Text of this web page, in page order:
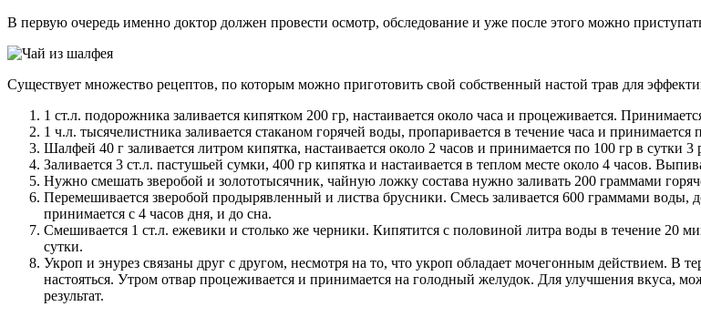
В первую очередь именно доктор должен провести осмотр, обследование и уже после этого можно
Существует множество рецептов, по которым можно приготовить свой собственный настой трав для
1 ст.л. подорожника заливается кипятком 200 гр, настаивается около часа и процеживается.
1 ч.л. тысячелистника заливается стаканом горячей воды, пропаривается в течение часа и
Шалфей 40 г заливается литром кипятка, настаивается около 2 часов и принимается по 100 гр в сутки 3
Заливается 3 ст.л. пастушьей сумки, 400 гр кипятка и настаивается в теплом месте около 4 часов.
Нужно смешать зверобой и золототысячник, чайную ложку состава нужно заливать 200 граммами
Перемешивается зверобой продырявленный и листва брусники. Смесь заливается 600 граммами воды,
принимается с 4 часов дня, и до сна.
Смешивается 1 ст.л. ежевики и столько же черники. Кипятится с половиной литра воды в течение 20
сутки.
Укроп и энурез связаны друг с другом, несмотря на то, что укроп обладает мочегонным действием. В
настояться. Утром отвар процеживается и принимается на голодный желудок. Для улучшения вкуса,
результат.